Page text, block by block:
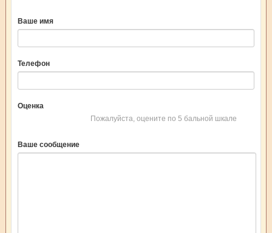
Ваше имя
Телефон
Оценка
Пожалуйста, оцените по 5 бальной шкале
Ваше сообщение